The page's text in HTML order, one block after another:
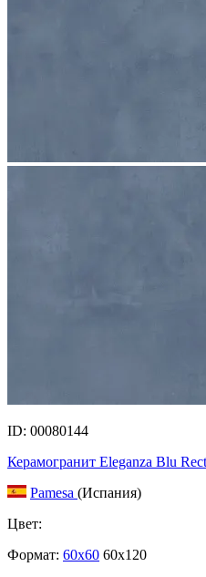
ID: 00080144
Керамогранит Eleganza Blu
Pamesa (Испания)
Цвет:
Формат: 60x60 60x120